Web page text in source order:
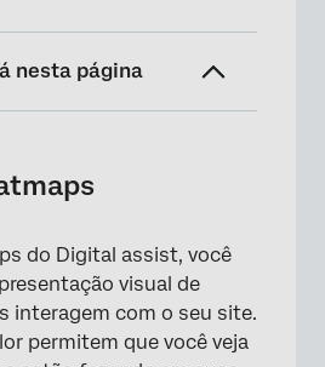
nesta página
de calor
de calor
de calor
do Digital assist, você
visual de
interagem com o seu site.
permitem que você veja